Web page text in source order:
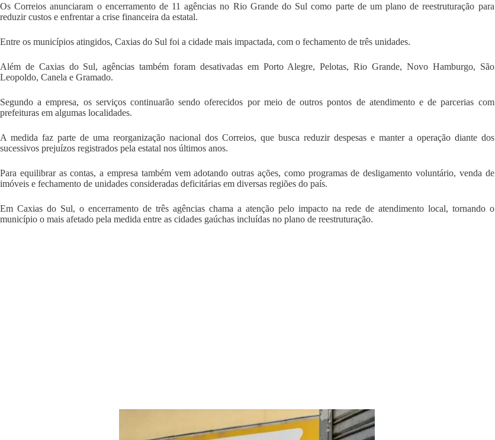
Os Correios anunciaram o encerramento de 11 agências no Rio Grande do Sul como parte de um plano de reestruturação para
reduzir custos e enfrentar a crise financeira da estatal.
Entre os municípios atingidos, Caxias do Sul foi a cidade mais impactada, com o fechamento de três unidades.
Além de Caxias do Sul, agências também foram desativadas em Porto Alegre, Pelotas, Rio Grande, Novo Hamburgo, São
Leopoldo, Canela e Gramado.
Segundo a empresa, os serviços continuarão sendo oferecidos por meio de outros pontos de atendimento e de parcerias com
prefeituras em algumas localidades.
A medida faz parte de uma reorganização nacional dos Correios, que busca reduzir despesas e manter a operação diante dos
sucessivos prejuízos registrados pela estatal nos últimos anos.
Para equilibrar as contas, a empresa também vem adotando outras ações, como programas de desligamento voluntário, venda de
imóveis e fechamento de unidades consideradas deficitárias em diversas regiões do país.
Em Caxias do Sul, o encerramento de três agências chama a atenção pelo impacto na rede de atendimento local, tornando o
município o mais afetado pela medida entre as cidades gaúchas incluídas no plano de reestruturação.